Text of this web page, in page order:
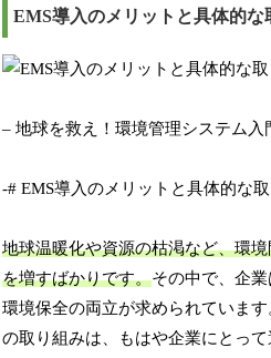
EMS導入のメリットと具体的な
– 地球を救え！環境管理システム入
-# EMS導入のメリットと具体的な
地球温暖化や資源の枯渇など、環
を増すばかりです。その中で、企
環境保全の両立が求められていま
の取り組みは、もはや企業にとっ